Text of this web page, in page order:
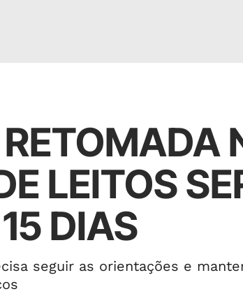
LEITOS
DIAS
seguir as orientações e